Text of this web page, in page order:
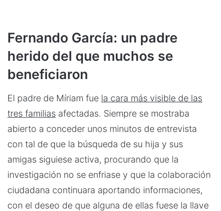
Fernando García: un padre
herido del que muchos se
beneficiaron
El padre de Míriam fue la cara más visible de las
tres familias afectadas. Siempre se mostraba
abierto a conceder unos minutos de entrevista
con tal de que la búsqueda de su hija y sus
amigas siguiese activa, procurando que la
investigación no se enfriase y que la colaboración
ciudadana continuara aportando informaciones,
con el deseo de que alguna de ellas fuese la llave